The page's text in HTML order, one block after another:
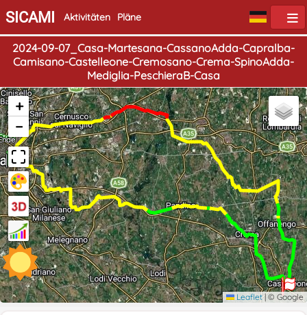
SICAMI Aktivitäten Pläne
2024-09-07_Casa-Martesana-CassanoAdda-Capralba-
Camisano-Castelleone-Cremosano-Crema-SpinoAdda-
Mediglia-PeschieraB-Casa
+
−
Leaflet |© Google